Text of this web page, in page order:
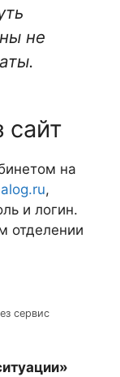
не
на
,
и логин.
отделении
сервис